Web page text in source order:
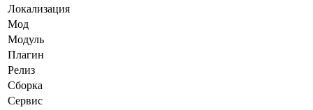
Локализация
Мод
Модуль
Плагин
Релиз
Сборка
Сервис